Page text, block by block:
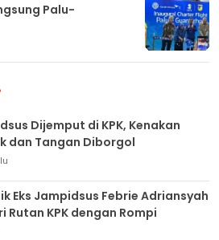
Palu-
Dijemput di KPK, Kenakan
dan Tangan Diborgol
Eks Jampidsus Febrie Adriansyah
Rutan KPK dengan Rompi